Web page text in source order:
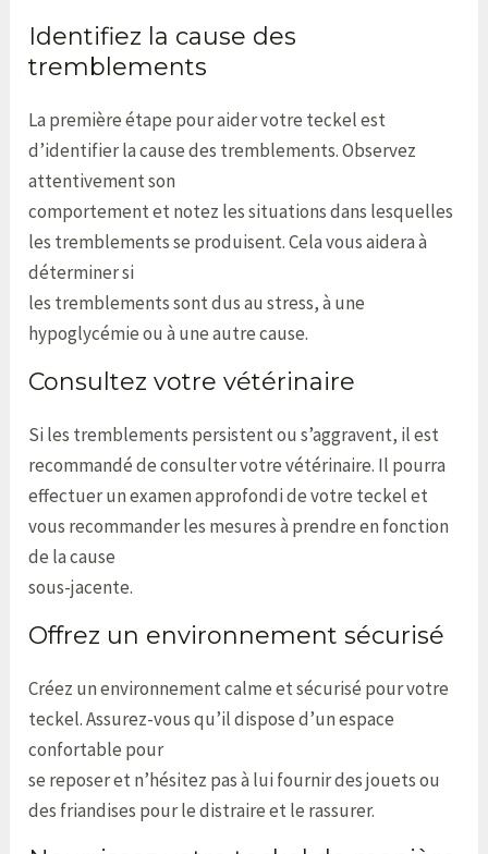
Identifiez la cause des
tremblements
La première étape pour aider votre teckel est
d’identifier la cause des tremblements. Observez
attentivement son
comportement et notez les situations dans lesquelles
les tremblements se produisent. Cela vous aidera à
déterminer si
les tremblements sont dus au stress, à une
hypoglycémie ou à une autre cause.
Consultez votre vétérinaire
Si les tremblements persistent ou s’aggravent, il est
recommandé de consulter votre vétérinaire. Il pourra
effectuer un examen approfondi de votre teckel et
vous recommander les mesures à prendre en fonction
de la cause
sous-jacente.
Offrez un environnement sécurisé
Créez un environnement calme et sécurisé pour votre
teckel. Assurez-vous qu’il dispose d’un espace
confortable pour
se reposer et n’hésitez pas à lui fournir des jouets ou
des friandises pour le distraire et le rassurer.